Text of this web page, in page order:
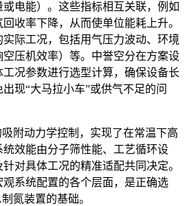
电能）。这些指标相互关联，例如
收率下降，从而使单位能耗上升。
际工况，包括用气压力波动、环境
压机效率）等。中誉空分在方案设
况参数进行选型计算，确保设备长
现“大马拉小车”或供气不足的问
附动力学控制，实现了在常温下高
效能由分子筛性能、工艺循环设
对具体工况的精准适配共同决定。
系统配置的各个层面，是正确选
氮装置的基础。